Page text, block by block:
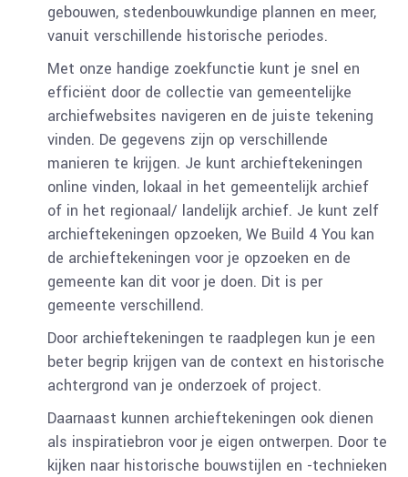
gebouwen, stedenbouwkundige plannen en meer,
vanuit verschillende historische periodes.
Met onze handige zoekfunctie kunt je snel en
efficiënt door de collectie van gemeentelijke
archiefwebsites navigeren en de juiste tekening
vinden. De gegevens zijn op verschillende
manieren te krijgen. Je kunt archieftekeningen
online vinden, lokaal in het gemeentelijk archief
of in het regionaal/ landelijk archief. Je kunt zelf
archieftekeningen opzoeken, We Build 4 You kan
de archieftekeningen voor je opzoeken en de
gemeente kan dit voor je doen. Dit is per
gemeente verschillend.
Door archieftekeningen te raadplegen kun je een
beter begrip krijgen van de context en historische
achtergrond van je onderzoek of project.
Daarnaast kunnen archieftekeningen ook dienen
als inspiratiebron voor je eigen ontwerpen. Door te
kijken naar historische bouwstijlen en -technieken